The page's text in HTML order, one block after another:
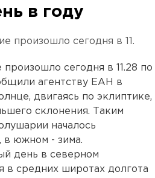
в году
произошло сегодня в 11.
сегодня в 11.28 по
агентству ЕАН в
двигаясь по эклиптике,
склонения. Таким
началось
в южном - зима.
день в северном
в средних широтах долгота